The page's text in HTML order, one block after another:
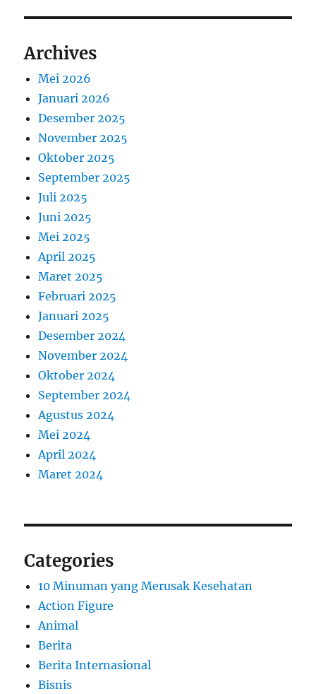
Archives
Mei 2026
Januari 2026
Desember 2025
November 2025
Oktober 2025
September 2025
Juli 2025
Juni 2025
Mei 2025
April 2025
Maret 2025
Februari 2025
Januari 2025
Desember 2024
November 2024
Oktober 2024
September 2024
Agustus 2024
Mei 2024
April 2024
Maret 2024
Categories
10 Minuman yang Merusak Kesehatan
Action Figure
Animal
Berita
Berita Internasional
Bisnis